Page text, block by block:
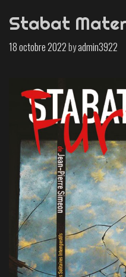
Stabat
18 octobre 2022byadmin3922